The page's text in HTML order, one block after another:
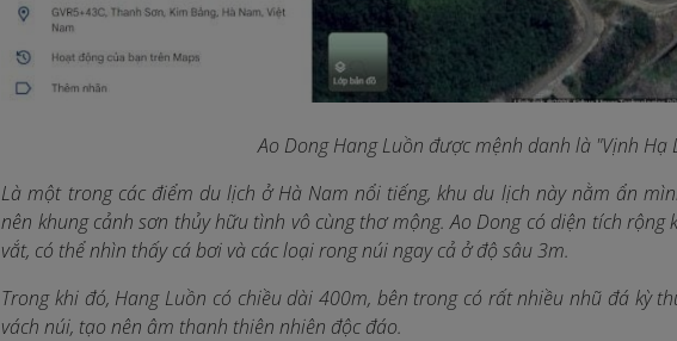
Ao Dong Hang Luồn được mệnh danh là "Vịnh Hạ
Là một trong các điểm du lịch ở Hà Nam nổi tiếng, khu du lịch này nằm ẩn
nên khung cảnh sơn thủy hữu tình vô cùng thơ mộng. Ao Dong có diện tích
vắt, có thể nhìn thấy cá bơi và các loại rong núingay cả ở độ sâu 3m.
Trong khi đó, Hang Luồn có chiều dài 400m, bên trong có rất nhiều nhũ đá kỳ
vách núi, tạo nên âm thanh thiên nhiên độc đáo.